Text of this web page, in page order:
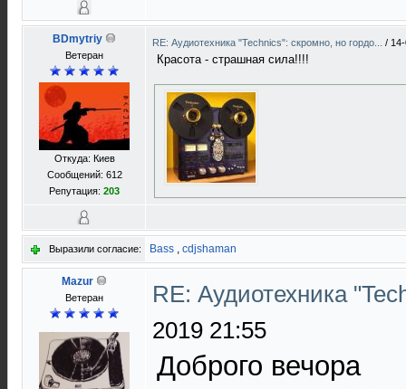
BDmytriy
Ветеран
Откуда: Киев
Сообщений: 612
Репутация: 203
RE: Аудиотехника "Technics": скромно, но гордо... /
Красота - страшная сила!!!!
Выразили согласие: Bass , cdjshaman
Mazur
Ветеран
RE: Аудиотехника
2019 21:55
Доброго вечора